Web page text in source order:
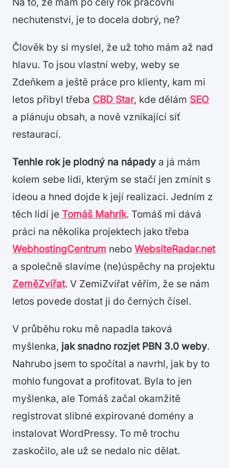
nechutenství, je to docela dobrý, ne?
Člověk by si myslel, že už toho mám až nad
hlavu. To jsou vlastní weby, weby se
Zdeňkem a ještě práce pro klienty, kam mi
letos přibyl třeba CBD Star, kde dělám SEO
a plánuju obsah, a nově vznikající síť
restaurací.
Tenhle rok je plodný na nápady a já mám
kolem sebe lidi, kterým se stačí jen zmínit s
ideou a hned dojde k její realizaci. Jedním z
těch lidí je Tomáš Mahrík. Tomáš mi dává
práci na několika projektech jako třeba
WebhostingCentrum nebo WebsiteRadar.net
a společně slavíme (ne)úspěchy na projektu
ZeměZvířat. V ZemiZvířat věřím, že se nám
letos povede dostat ji do černých čísel.
V průběhu roku mě napadla taková
myšlenka, jak snadno rozjet PBN 3.0 weby.
Nahrubo jsem to spočítal a navrhl, jak by to
mohlo fungovat a profitovat. Byla to jen
myšlenka, ale Tomáš začal okamžitě
registrovat slibné expirované domény a
instalovat WordPressy. To mě trochu
zaskočilo, ale už se nedalo nic dělat.